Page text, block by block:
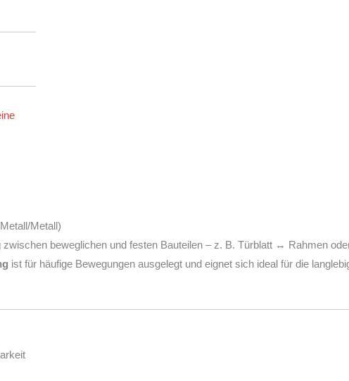
Metall)
beweglichen und festen Bauteilen – z. B. Türblatt ↔ Rahmen
ist für häufige Bewegungen ausgelegt und eignet sich ideal für die